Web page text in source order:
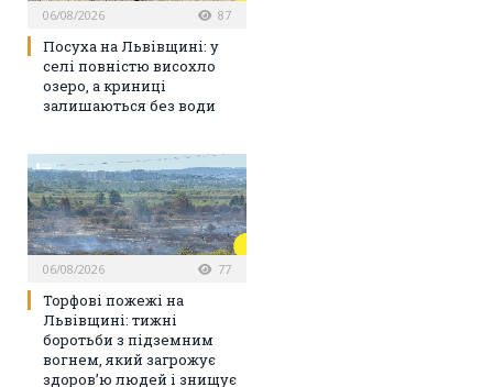
06/08/2026 87
Посуха на Львівщині: у
селі повністю висохло
озеро, а криниці
залишаються без води
06/08/2026 77
Торфові пожежі на
Львівщині: тижні
боротьби з підземним
вогнем, який загрожує
здоров’ю людей і знищує